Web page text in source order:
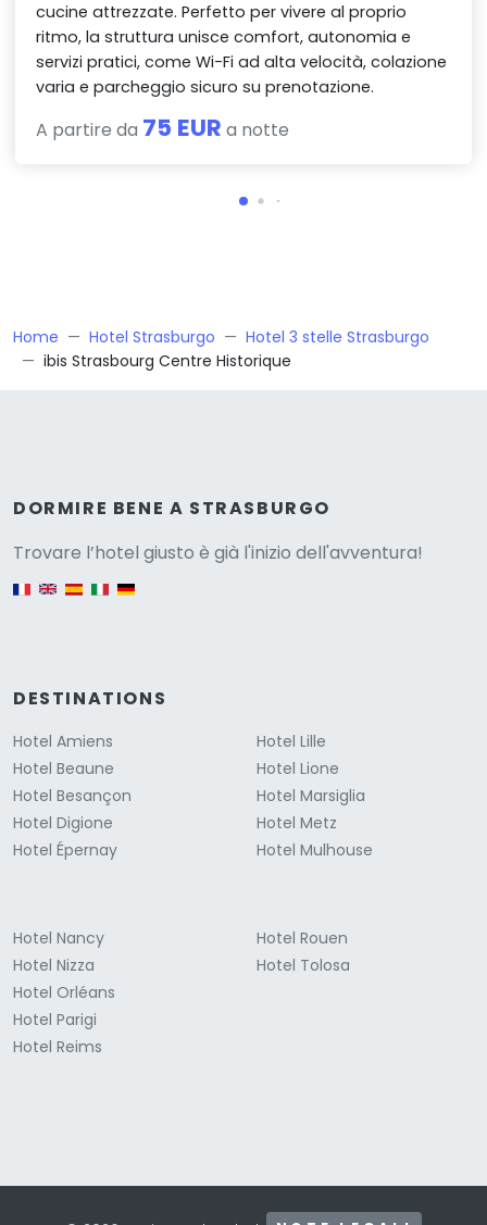
cucine attrezzate. Perfetto per vivere al proprio
ritmo, la struttura unisce comfort, autonomia e
servizi pratici, come Wi-Fi ad alta velocità, colazione
varia e parcheggio sicuro su prenotazione.
A partire da 75 EUR a notte
Home Hotel Strasburgo
Hotel 3 stelle Strasburgo
ibis Strasbourg Centre Historique
DORMIRE BENE A STRASBURGO
Trovare l’hotel giusto è già l'inizio dell'avventura!
English version
DESTINATIONS
Hotel Amiens
Hotel Beaune
Hotel Besançon
Hotel Digione
Hotel Épernay
Hotel Lille
Hotel Lione
Hotel Marsiglia
Hotel Metz
Hotel Mulhouse
Hotel Nancy
Hotel Nizza
Hotel Orléans
Hotel Parigi
Hotel Reims
Hotel Rouen
Hotel Tolosa